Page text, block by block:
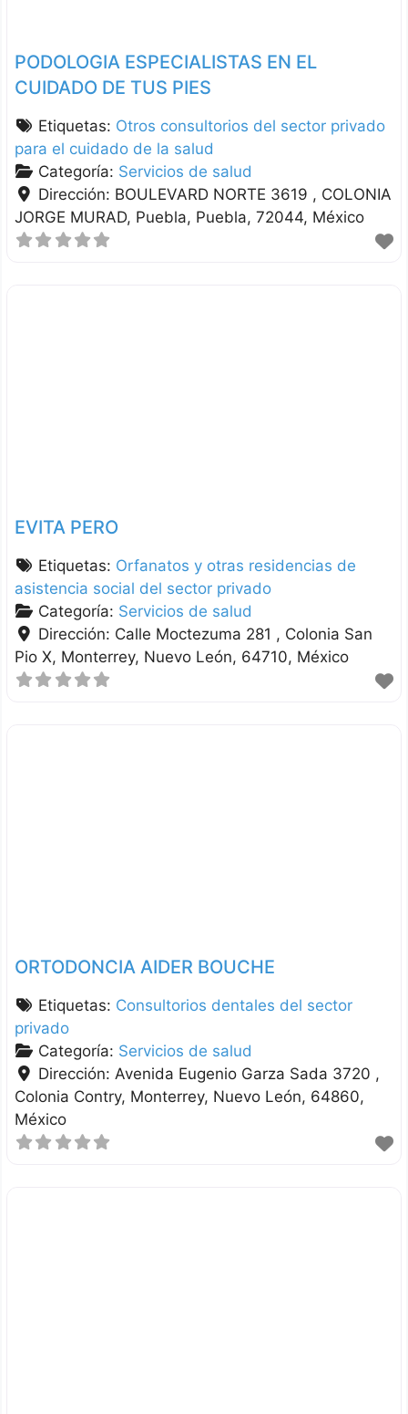
PODOLOGIA ESPECIALISTAS EN EL
CUIDADO DE TUS PIES
Etiquetas: Otros consultorios del sector privado
para el cuidado de la salud
Categoría: Servicios de salud
Dirección: BOULEVARD NORTE 3619 , COLONIA
JORGE MURAD Puebla Puebla 72044 México
EVITA PERO
Etiquetas: Orfanatos y otras residencias de
asistencia social del sector privado
Categoría: Servicios de salud
Dirección: Calle Moctezuma 281 , Colonia San
Pio X Monterrey Nuevo León 64710 México
ORTODONCIA AIDER BOUCHE
Etiquetas: Consultorios dentales del sector
privado
Categoría: Servicios de salud
Dirección: Avenida Eugenio Garza Sada 3720 ,
Colonia Contry Monterrey Nuevo León 64860
México